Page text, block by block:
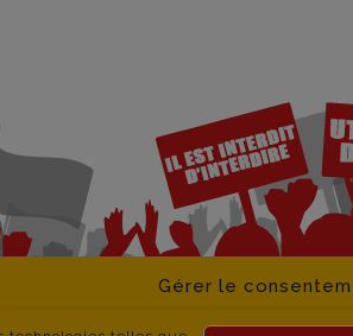
Gérer le